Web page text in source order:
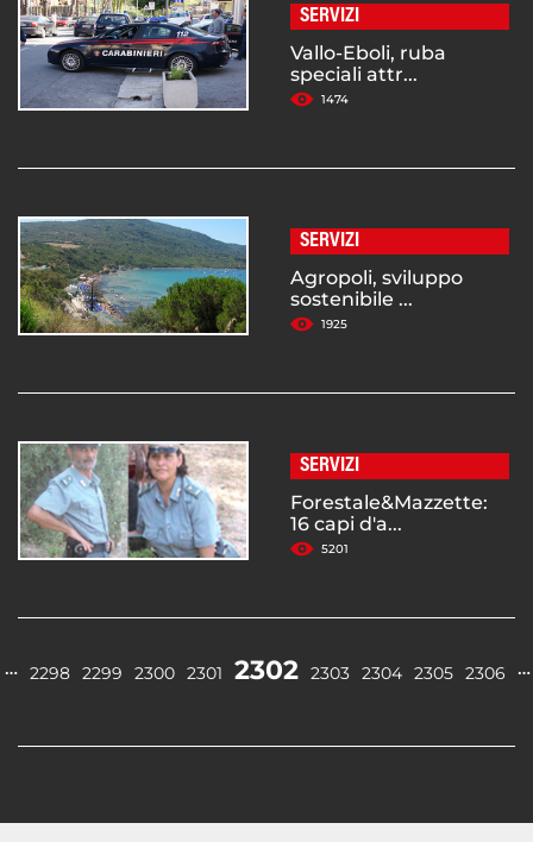
SERVIZI
Vallo-Eboli, ruba
speciali attr...
1474
SERVIZI
Agropoli, sviluppo
sostenibile ...
1925
SERVIZI
Forestale&Mazzette:
16 capi d'a...
5201
… 2298 2299 2300 2301 2302 2303 2304 2305 2306 …